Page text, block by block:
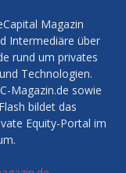
Magazin
Intermediäre über
rund um privates
Technologien.
Magazin.de sowie
bildet das
Equity-Portal im